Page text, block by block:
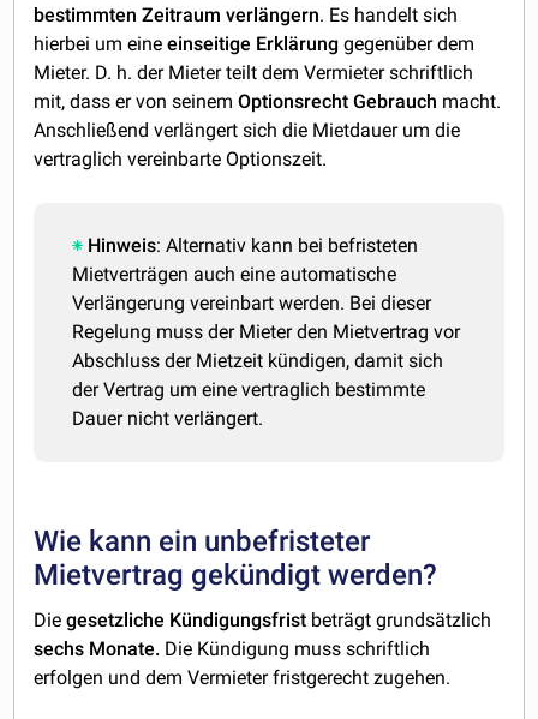
bestimmten Zeitraum verlängern. Es handelt sich
hierbei um eineeinseitige Erklärung gegenüber dem
Mieter. D. h. der Mieter teilt dem Vermieter schriftlich
mit, dass er von seinemOptionsrecht Gebrauch macht.
Anschließend verlängert sich die Mietdauer um die
vertraglich vereinbarte Optionszeit.
Hinweis: Alternativ kann bei befristeten
Mietverträgen auch eine automatische
Verlängerung vereinbart werden. Bei dieser
Regelung muss der Mieter den Mietvertrag vor
Abschluss der Mietzeit kündigen, damit sich
der Vertrag um eine vertraglich bestimmte
Dauer nicht verlängert.
Wie kann ein unbefristeter
Mietvertrag gekündigt werden?
Diegesetzliche Kündigungsfrist beträgt grundsätzlich
sechs Monate. Die Kündigung muss schriftlich
erfolgen und dem Vermieter fristgerecht zugehen.